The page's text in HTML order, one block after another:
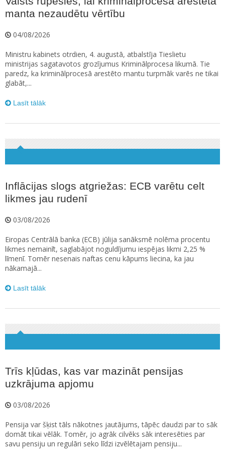
manta nezaudētu vērtību
04/08/2026
Ministru kabinets otrdien, 4. augustā, atbalstīja Tieslietu
ministrijas sagatavotos grozījumus Kriminālprocesa likumā. Tie
paredz, ka kriminālprocesā arestēto mantu turpmāk varēs ne tikai
glabāt,...
Lasīt tālāk
Inflācijas slogs atgriežas: ECB varētu celt
likmes jau rudenī
03/08/2026
Eiropas Centrālā banka (ECB) jūlija sanāksmē nolēma procentu
likmes nemainīt, saglabājot noguldījumu iespējas likmi 2,25 %
līmenī. Tomēr nesenais naftas cenu kāpums liecina, ka jau
nākamajā...
Lasīt tālāk
Trīs kļūdas, kas var mazināt pensijas
uzkrājuma apjomu
03/08/2026
Pensija var šķist tāls nākotnes jautājums, tāpēc daudzi par to sāk
domāt tikai vēlāk. Tomēr, jo agrāk cilvēks sāk interesēties par
savu pensiju un regulāri seko līdzi izvēlētajam pensiju...